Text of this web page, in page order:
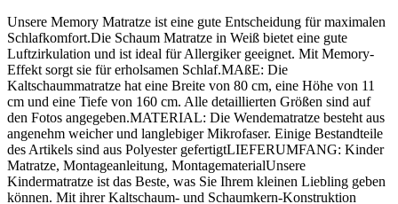
Unsere Memory Matratze ist eine gute Entscheidung für maximalen
Schlafkomfort.Die Schaum Matratze in Weiß bietet eine gute
Luftzirkulation und ist ideal für Allergiker geeignet. Mit Memory-
Effekt sorgt sie für erholsamen Schlaf.MAßE: Die
Kaltschaummatratze hat eine Breite von 80 cm, eine Höhe von 11
cm und eine Tiefe von 160 cm. Alle detaillierten Größen sind auf
den Fotos angegeben.MATERIAL: Die Wendematratze besteht aus
angenehm weicher und langlebiger Mikrofaser. Einige Bestandteile
des Artikels sind aus Polyester gefertigtLIEFERUMFANG: Kinder
Matratze, Montageanleitung, MontagematerialUnsere
Kindermatratze ist das Beste, was Sie Ihrem kleinen Liebling geben
können. Mit ihrer Kaltschaum- und Schaumkern-Konstruktion